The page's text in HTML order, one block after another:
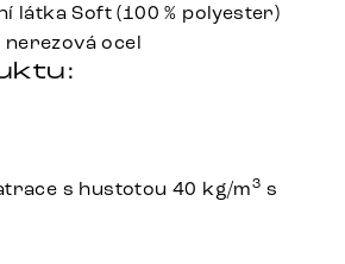
látka Soft (100 % polyester)
ocel
s hustotou 40 kg/m3 s